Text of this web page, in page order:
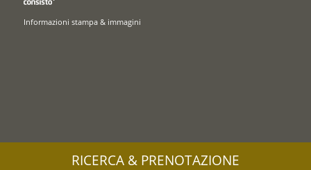
Informazioni stampa & immagini
RICERCA & PRENOTAZIONE